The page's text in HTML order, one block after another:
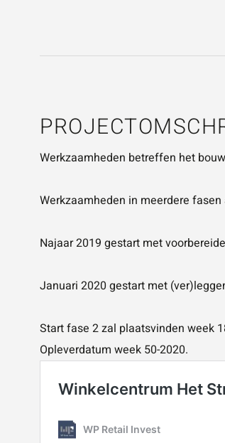
Werkzaamheden betreffen het
Werkzaamheden in meerdere
Najaar 2019 gestart met
Januari 2020 gestart met
Start fase 2 zal plaatsvinden week
Opleverdatum week 50-2020.